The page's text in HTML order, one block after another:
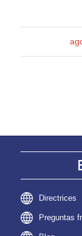
Directrices
Preguntas